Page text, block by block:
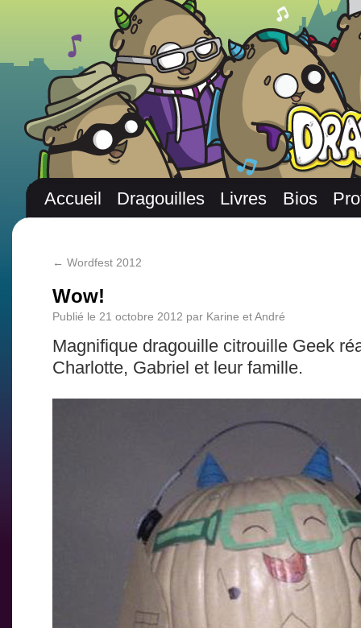
Accueil Dragouilles Livres Bios
← Wordfest 2012
Wow!
Publié le 21 octobre 2012 par Karine et André
Magnifique dragouille citrouille Geek
Charlotte, Gabriel et leur famille.